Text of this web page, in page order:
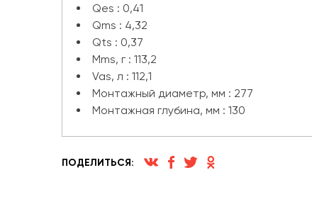
Qes : 0,41
Qms : 4,32
Qts : 0,37
Mms, г : 113,2
Vas, л : 112,1
Монтажный диаметр, мм : 277
Монтажная глубина, мм : 130
ПОДЕЛИТЬСЯ: